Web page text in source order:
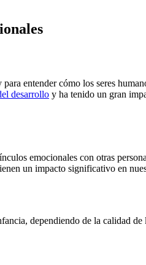
entender cómo los seres
desarrollo y ha tenido un gran
emocionales con otras
un impacto significativo en
dependiendo de la calidad